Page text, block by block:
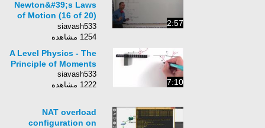
2:57
Newton&#39;s Laws
of Motion (16 of 20)
Third Law: Example 4
siavash533
1254 مشاهده
7:10
A Level Physics - The
Principle of Moments
siavash533
1222 مشاهده
NAT overload
configuration on